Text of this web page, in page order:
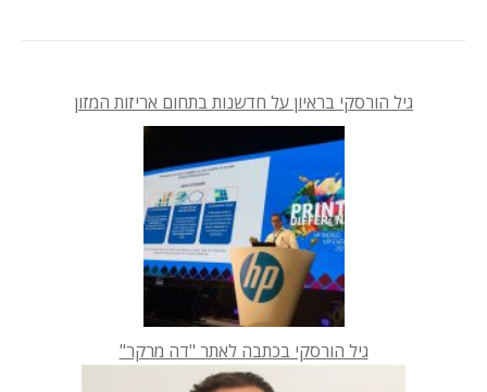
גיל הורסקי בראיון על חדשנות בתחום אריזות המזון
גיל הורסקי בכתבה לאתר "דה מרקר"